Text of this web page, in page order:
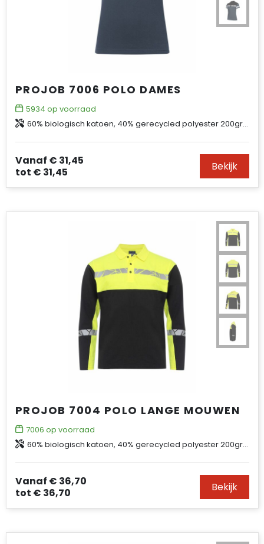
PROJOB 7006 POLO DAMES
5934 op voorraad
60% biologisch katoen, 40% gerecycled polyester 200gr/m²
Vanaf € 31,45
tot € 31,45 Bekijk
PROJOB 7004 POLO LANGE MOUWEN
7006 op voorraad
60% biologisch katoen, 40% gerecycled polyester 200gr/m²
Vanaf € 36,70
tot € 36,70 Bekijk